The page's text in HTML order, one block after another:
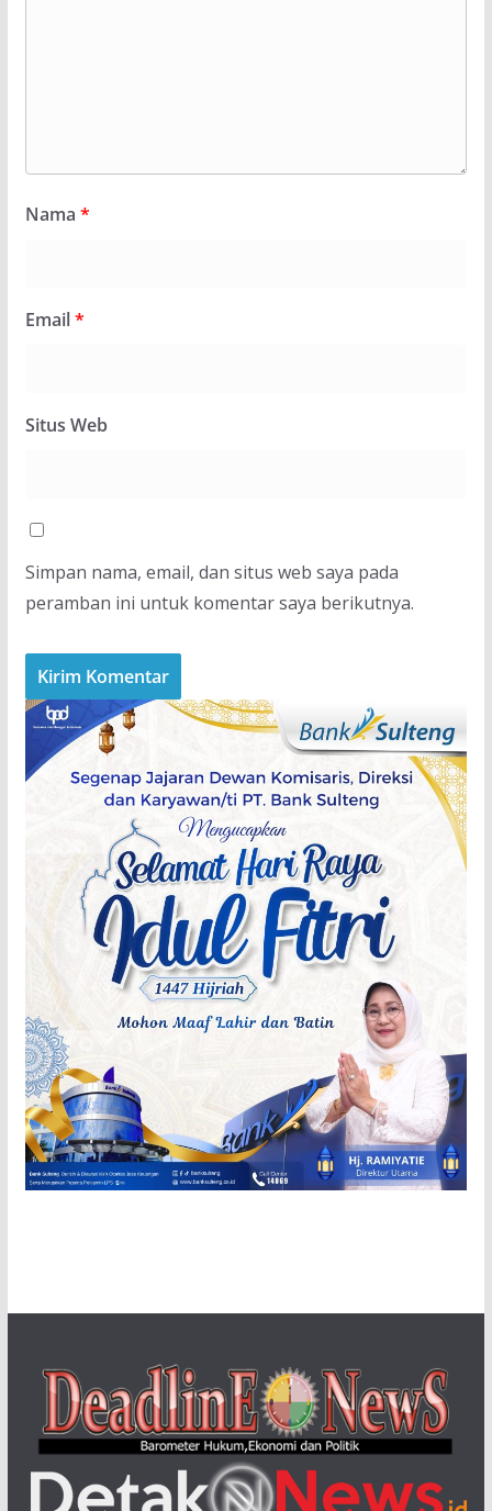
Nama *
Email*
Situs Web
Simpan nama, email, dan situs web saya pada
peramban ini untuk komentar saya berikutnya.